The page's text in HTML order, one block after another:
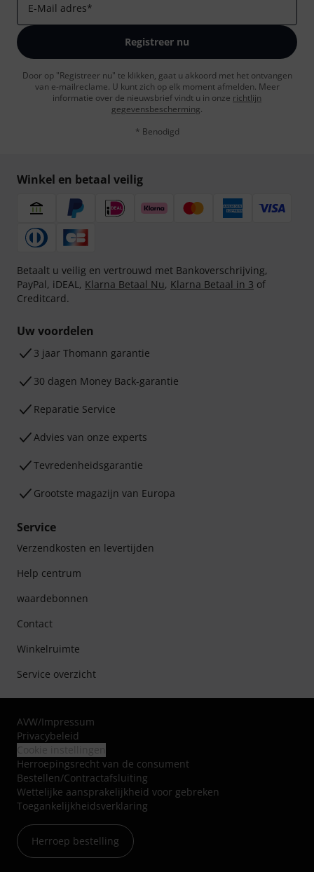
E-Mail adres*
Registreer nu
Door op "Registreer nu" te klikken, gaat u akkoord met het ontvangen
van e-mailreclame. U kunt zich op elk moment afmelden. Meer
informatie over de nieuwsbrief vindt u in onze richtlijn
gegevensbescherming.
* Benodigd
Winkel en betaal veilig
Betaalt u veilig en vertrouwd met Bankoverschrijving,
PayPal, iDEAL, Klarna Betaal Nu, Klarna Betaal in 3 of
Creditcard.
Uw voordelen
3 jaar Thomann garantie
30 dagen Money Back-garantie
Reparatie Service
Advies van onze experts
Tevredenheidsgarantie
Grootste magazijn van Europa
Service
Verzendkosten en levertijden
Help centrum
waardebonnen
Contact
Winkelruimte
Service overzicht
AVW/Impressum
Privacybeleid
Herroepingsrecht van de consument
Bestellen/Contractafsluiting
Wettelijke aansprakelijkheid voor gebreken
Toegankelijkheidsverklaring
Herroep bestelling